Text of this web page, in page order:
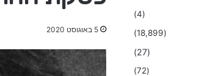
5 באוגוסט 2020
(4)
(18,899)
(27)
(72)